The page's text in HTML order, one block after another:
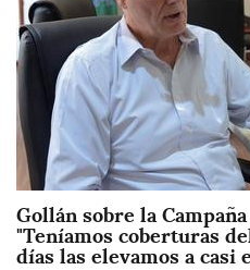
Gollán sobre la
"Teníamos coberturas
días las elevamos a casi